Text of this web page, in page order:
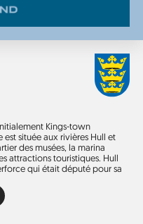
Kings-town
située aux rivières Hull et
des musées, la marina
attractions touristiques. Hull
qui était député pour sa